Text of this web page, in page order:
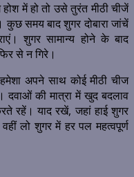
में हो तो उसे तुरंत मीठी चीजें
समय बाद शुगर दोबारा जांचें
शुगर सामान्य होने के बाद
से न गिरे।
अपने साथ कोई मीठी चीज
दवाओं की मात्रा में खुद बदलाव
रहें। याद रखें, जहां हाई शुगर
लो शुगर में हर पल महत्वपूर्ण